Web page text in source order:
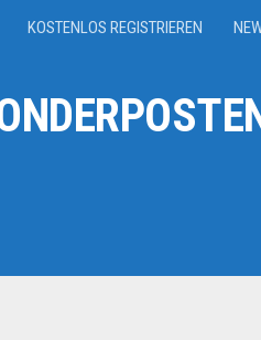
KOSTENLOS REGISTRIEREN